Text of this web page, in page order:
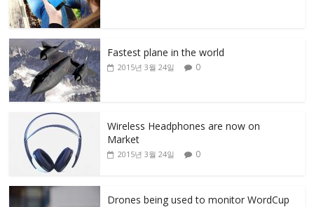
Fastest plane in the world
2015년 3월 24일 0
Wireless Headphones are now on
Market
2015년 3월 24일 0
Drones being used to monitor WordCup